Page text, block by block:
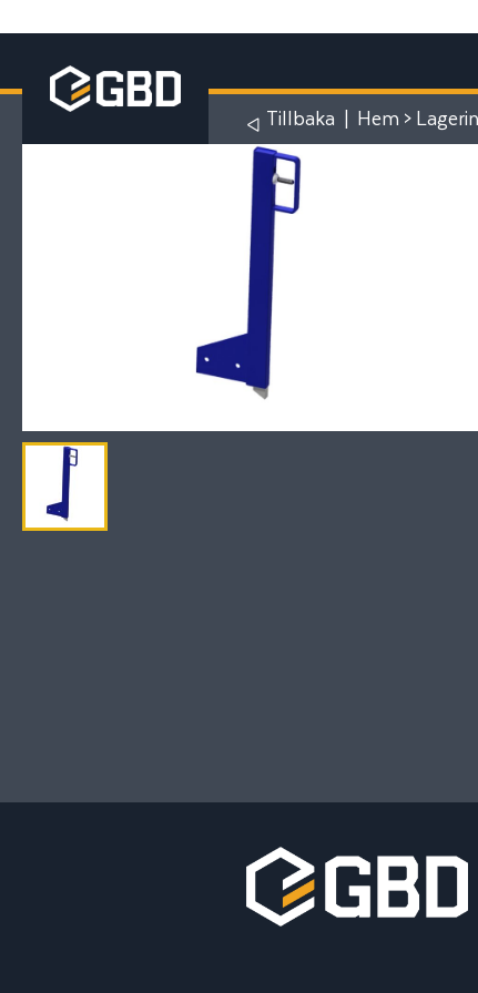
Tillbaka Hem >